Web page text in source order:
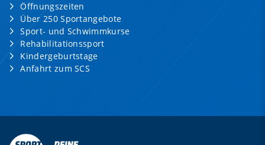
Öffnungszeiten
Über 250 Sportangebote
Sport- und Schwimmkurse
Rehabilitationssport
Kindergeburtstage
Anfahrt zum SCS